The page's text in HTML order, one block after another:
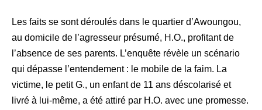
Les faits se sont déroulés dans le quartier d’Awoungou,
au domicile de l’agresseur présumé, H.O., profitant de
l’absence de ses parents. L’enquête révèle un scénario
qui dépasse l’entendement : le mobile de la faim. La
victime, le petit G., un enfant de 11 ans déscolarisé et
livré à lui-même, a été attiré par H.O. avec une promesse.